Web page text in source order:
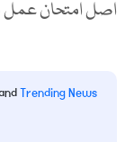
اصل امتحان عمل
Trending News